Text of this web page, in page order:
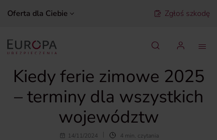
Oferta dla Ciebie Zgłoś szkodę
Kiedy ferie zimowe 2025
– terminy dla wszystkich
województw
14/11/2024 4 min. czytania